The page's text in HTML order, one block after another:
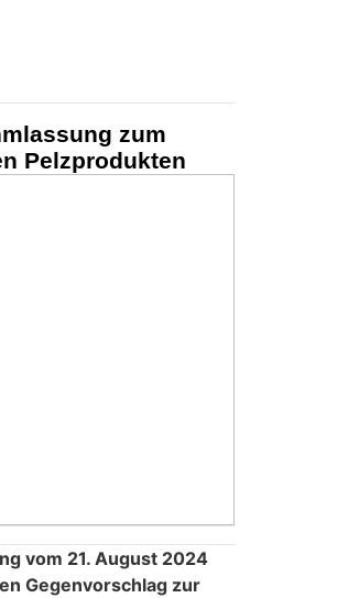
zum
Pelzprodukten
vom 21. August 2024
Gegenvorschlag zur